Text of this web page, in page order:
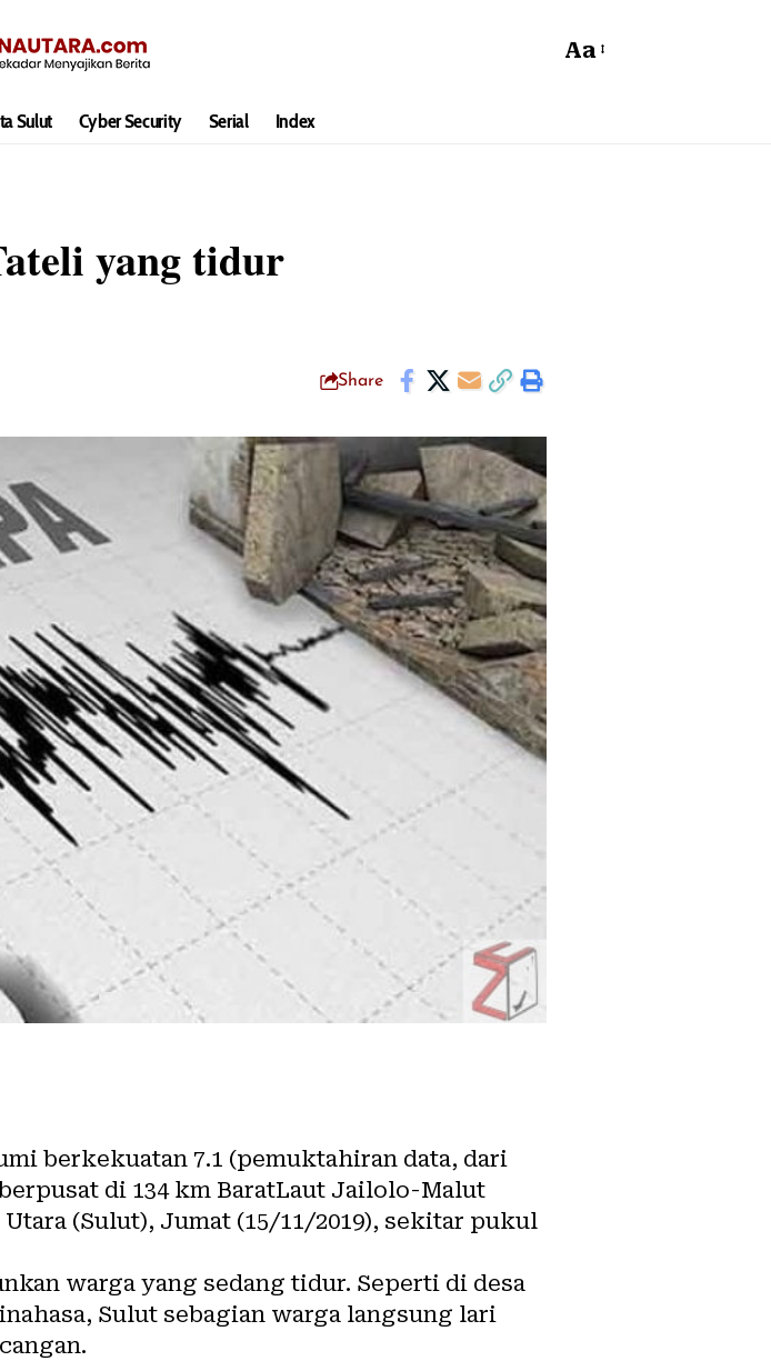
Aa
Sulut Cyber Security Serial Index
yang tidur
Share
berkekuatan 7.1 (pemuktahiran data, dari
di 134 km BaratLaut Jailolo-Malut
(Sulut), Jumat (15/11/2019), sekitar pukul
warga yang sedang tidur. Seperti di desa
Sulut sebagian warga langsung lari